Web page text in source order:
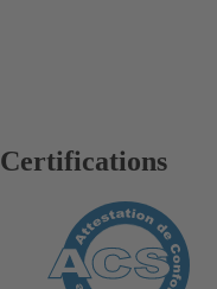
Certifications